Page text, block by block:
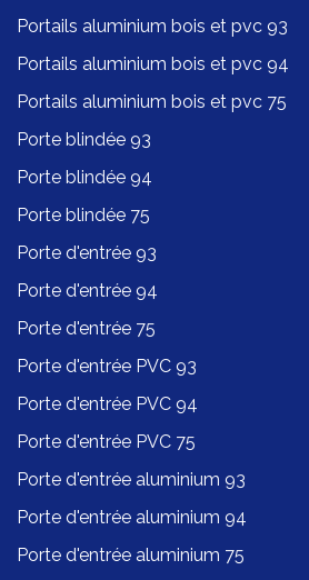
Portails aluminium bois et pvc 93
Portails aluminium bois et pvc 94
Portails aluminium bois et pvc 75
Porte blindée 93
Porte blindée 94
Porte blindée 75
Porte d'entrée 93
Porte d'entrée 94
Porte d'entrée 75
Porte d'entrée PVC 93
Porte d'entrée PVC 94
Porte d'entrée PVC 75
Porte d'entrée aluminium 93
Porte d'entrée aluminium 94
Porte d'entrée aluminium 75